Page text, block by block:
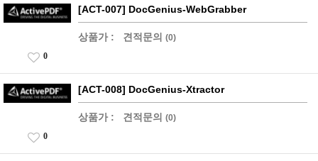
[ACT-007] DocGenius-WebGrabber
상품가 : 견적문의 (0)
0
[ACT-008] DocGenius-Xtractor
상품가 : 견적문의 (0)
0